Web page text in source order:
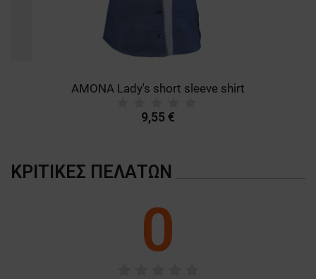
AMONA Lady's short sleeve shirt
9,55 €
ΚΡΙΤΙΚΈΣ ΠΕΛΑΤΏΝ
0